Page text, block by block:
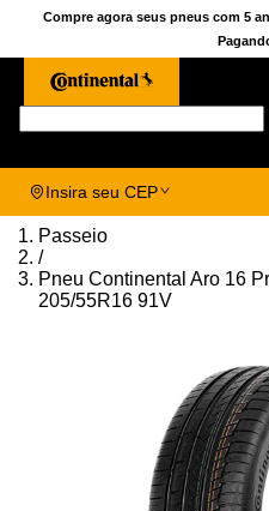
Compre agora seus pneus com 5
Insira seu CEP
Passeio
/
Pneu Continental Aro 16
205/55R16 91V